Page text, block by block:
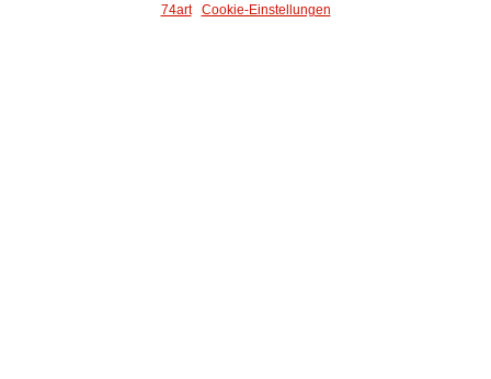
74art
Cookie-Einstellungen